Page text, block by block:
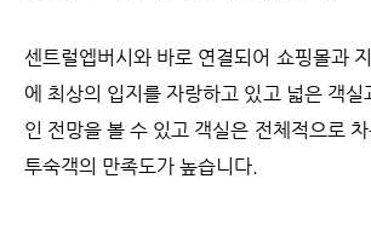
센트럴엡버시와 바로 연결되어 쇼핑몰과
에 최상의 입지를 자랑하고 있고 넓은 객실
인 전망을 볼 수 있고 객실은 전체적으로
투숙객의 만족도가 높습니다.